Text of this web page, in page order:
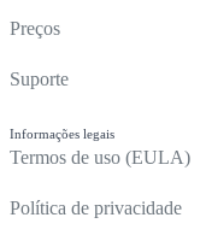
Preços
Suporte
Informações legais
Termos de uso (EULA)
Política de privacidade